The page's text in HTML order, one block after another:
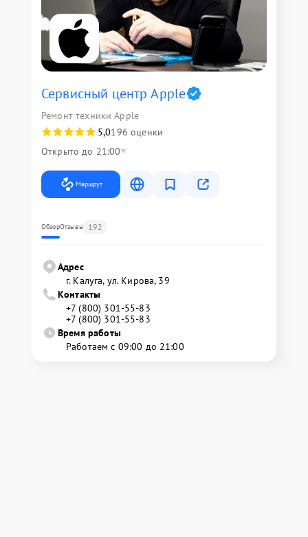
Сервисный центр Apple
Ремонт техники Apple
5,0196 оценки
Открыто до 21:00
Маршрут
ОбзорОтзывы 192
Адрес
г. Калуга, ул. Кирова, 39
Контакты
+7 (800) 301-55-83
+7 (800) 301-55-83
Время работы
Работаем с 09:00 до 21:00